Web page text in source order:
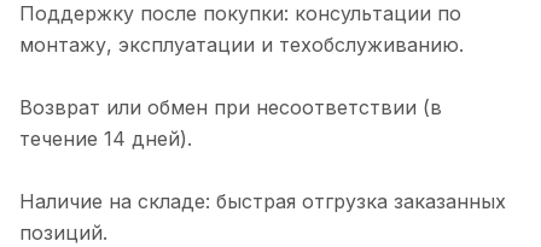
Поддержку после покупки: консультации по
монтажу, эксплуатации и техобслуживанию.
Возврат или обмен при несоответствии (в
течение 14 дней).
Наличие на складе: быстрая отгрузка заказанных
позиций.